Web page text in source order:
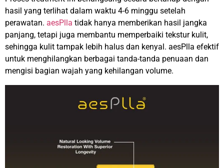
hasil yang terlihat dalam waktu 4-6 minggu setelah
perawatan. aesPlla tidak hanya memberikan hasil jangka
panjang, tetapi juga membantu memperbaiki tekstur kulit,
sehingga kulit tampak lebih halus dan kenyal. aesPlla efektif
untuk menghilangkan berbagai tanda-tanda penuaan dan
mengisi bagian wajah yang kehilangan volume.